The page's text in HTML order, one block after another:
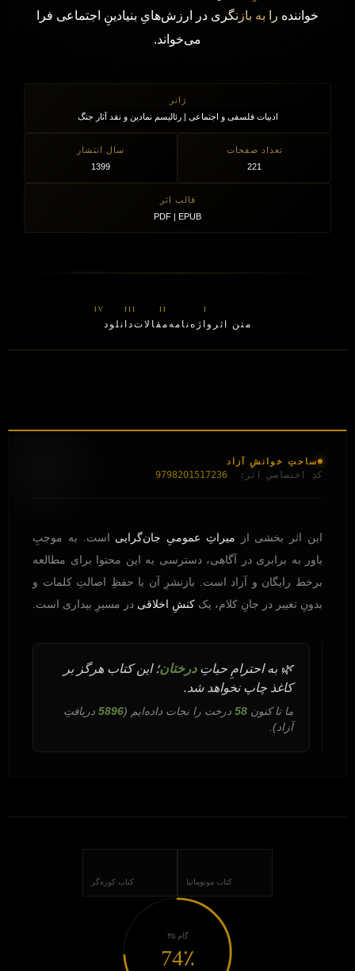
خواننده را به بازنگری در ارزش‌هایِ بنیادینِ اجتماعی فرا
می‌خواند.
ژانر
ادبیات فلسفی و اجتماعی | رئالیسم نمادین و نقد آثار جنگ
تعداد صفحات
221
سال انتشار
1399
قالب اثر
PDF | EPUB
متن اثر واژه‌نامهمقالاتدانلود
ساحتِ خوانشِ آزاد
کدِ اختصاصیِ اثر: 9798201517236
این اثر بخشی از میراثِ عمومیِ جان‌گرایی است. به موجبِ
باور به برابری در آگاهی، دسترسی به این محتوا برای مطالعه
برخط رایگان و آزاد است. بازنشرِ آن با حفظِ اصالتِ کلمات و
بدونِ تغییر در جانِ کلام، یک کنشِ اخلاقی در مسیرِ بیداری است.
🌿 به احترامِ حیاتِدرختان؛ این کتاب هرگز بر
کاغذ چاپ نخواهد شد.
ما تا کنون 58 درخت را نجات داده‌ایم (5896 دریافتِ
آزاد).
کتاب مونومانیا کتاب کوزه‌گر
گام ۳۵
74٪